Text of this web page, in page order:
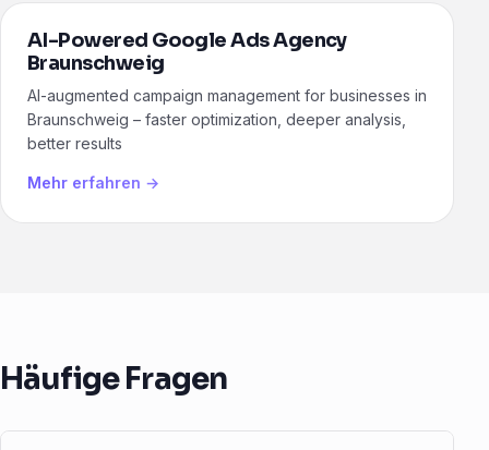
AI-Powered Google Ads Agency
Braunschweig
AI-augmented campaign management for businesses in
Braunschweig – faster optimization, deeper analysis,
better results
Mehr erfahren →
Häufige Fragen